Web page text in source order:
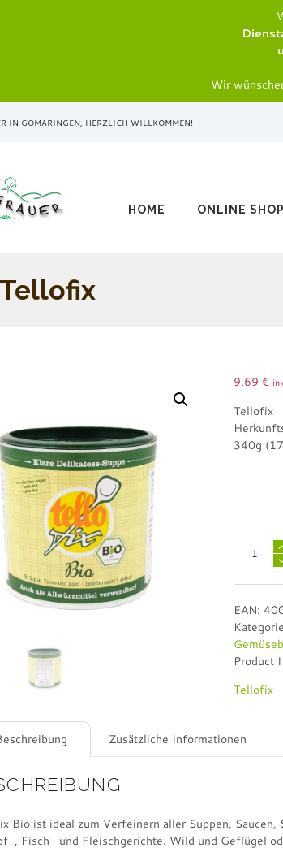
Wir
IN GOMARINGEN, HERZLICH WILLKOMMEN!
HOME ONLINE SHOP
9.69€
Tellofix
340g
EAN:
Product
Tellofix
Zusätzliche Informationen
Bio ist ideal zum Verfeinern aller Suppen,
, Fisch- und Fleischgerichte. Wild und Geflügel